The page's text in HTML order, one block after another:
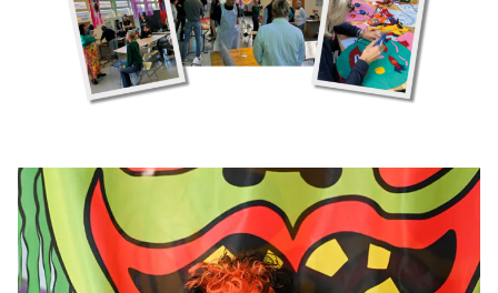
Commerçants
Fiesta
Espace Pro
Actus